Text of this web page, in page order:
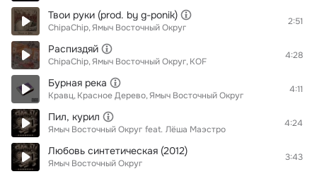
Твои руки (prod. by g-ponik)
ChipaChip Ямыч Восточный Округ
2:51
Распиздяй
ChipaChip Ямыч Восточный Округ KOF
4:28
Бурная река
Кравц Красное Дерево Ямыч Восточный Округ
4:11
Пил, курил
Ямыч Восточный Округ feat. Лёша Маэстро
4:24
Любовь синтетическая (2012)
Ямыч Восточный Округ
3:43